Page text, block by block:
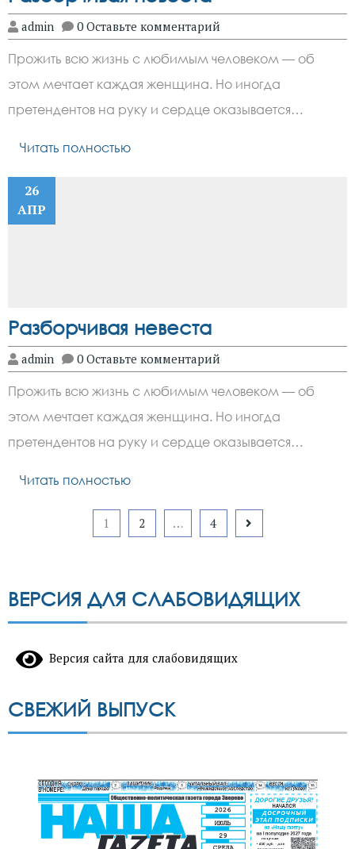
admin 0 Оставьте комментарий
Прожить всю жизнь с любимым человеком — об
этом мечтает каждая женщина. Но иногда
претендентов на руку и сердце оказывается…
Читать полностью
26
АПР
Разборчивая невеста
admin 0 Оставьте комментарий
Прожить всю жизнь с любимым человеком — об
этом мечтает каждая женщина. Но иногда
претендентов на руку и сердце оказывается…
Читать полностью
1 2 … 4
ВЕРСИЯ ДЛЯ СЛАБОВИДЯЩИХ
Версия сайта для слабовидящих
СВЕЖИЙ ВЫПУСК